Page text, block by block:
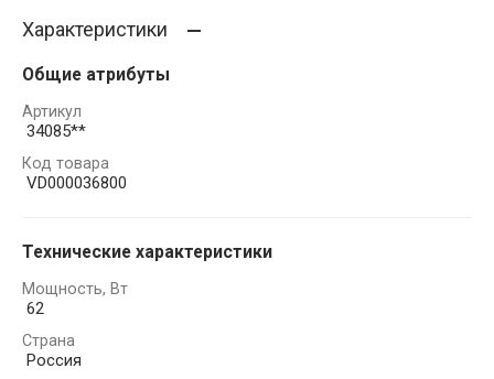
Характеристики
Общие атрибуты
Артикул
34085**
Код товара
VD000036800
Технические характеристики
Мощность, Вт
62
Страна
Россия